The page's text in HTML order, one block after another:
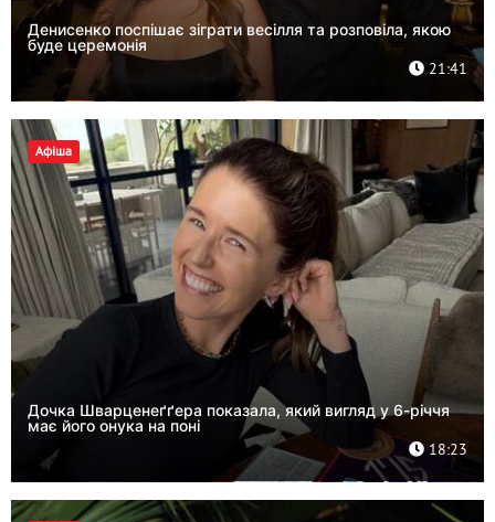
Денисенко поспішає зіграти весілля та розповіла, якою
буде церемонія
21:41
Афіша
Дочка Шварценеґґера показала, який вигляд у 6-річчя
має його онука на поні
18:23